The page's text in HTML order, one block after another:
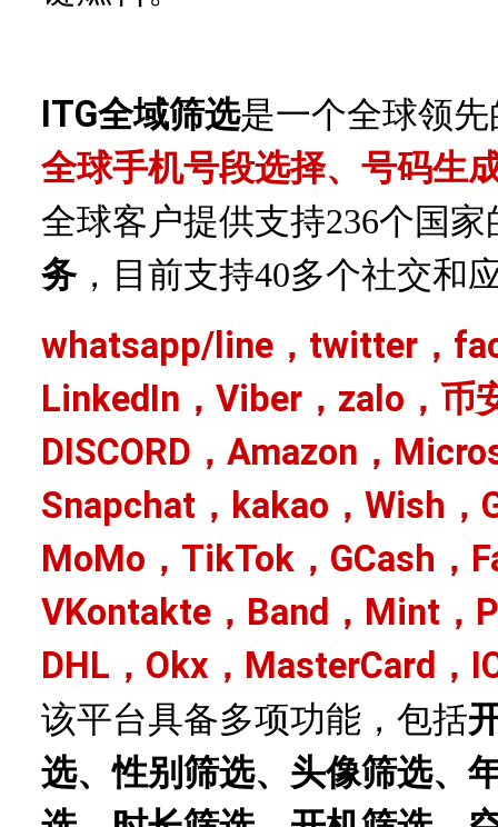
ITG全域筛选是一个全球领
全球手机号段选择、号码生
全球客户提供支持236个国
务，目前支持40多个社交和
whatsapp/line，twitter，
LinkedIn，Viber，zalo，币
DISCORD，Amazon，
Snapchat，kakao，Wish，
MoMo，TikTok，GCash，
VKontakte，Band，Mint，
DHL，Okx，MasterCard，
该平台具备多项功能，包括
选、性别筛选、头像筛选、